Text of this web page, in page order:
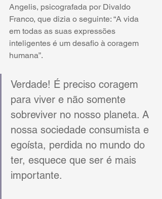
Angelis, psicografada por Divaldo
Franco, que dizia o seguinte: “A vida
em todas as suas expressões
inteligentes é um desafio à coragem
humana”.
Verdade! É preciso coragem
para viver e não somente
sobreviver no nosso planeta. A
nossa sociedade consumista e
egoísta, perdida no mundo do
ter, esquece que ser é mais
importante.